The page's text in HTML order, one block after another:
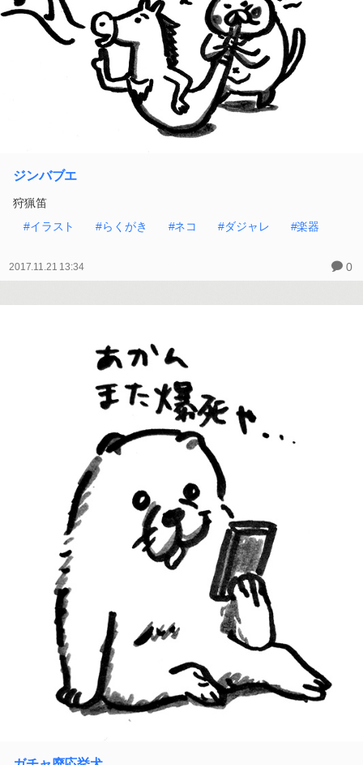
ジンバブエ
狩猟笛
#イラスト
#らくがき #ネコ #ダジャレ #楽器
2017.11.21 13:34 0